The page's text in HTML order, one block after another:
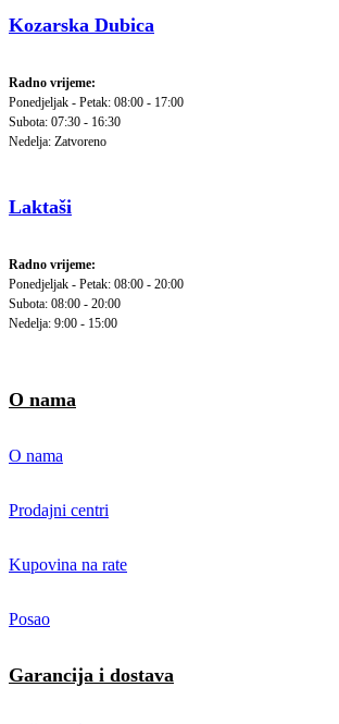
Kozarska Dubica
Radno vrijeme:
Ponedjeljak - Petak: 08:00 - 17:00
Subota: 07:30 - 16:30
Nedelja: Zatvoreno
Laktaši
Radno vrijeme:
Ponedjeljak - Petak: 08:00 - 20:00
Subota: 08:00 - 20:00
Nedelja: 9:00 - 15:00
O nama
O nama
Prodajni centri
Kupovina na rate
Posao
Garancija i dostava